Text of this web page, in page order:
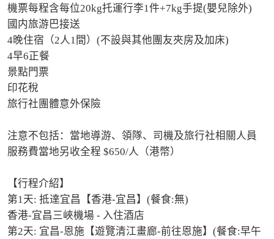
機票每程含每位20kg托運行李1件+7kg手提(嬰兒除外)
國内旅游巴接送
4晚住宿（2人1間）(不設與其他團友夾房及加床)
4早6正餐
景點門票
印花稅
旅行社團體意外保險
注意不包括：當地導游、領隊、司機及旅行社相關人員
服務費當地另收全程 $650/人（港幣）
【行程介紹】
第1天: 抵達宜昌【香港-宜昌】(餐食:無)
香港-宜昌三峽機場 - 入住酒店
第2天: 宜昌-恩施【遊覽清江畫廊-前往恩施】(餐食:早午